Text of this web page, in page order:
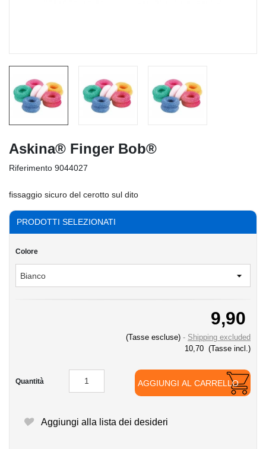
Askina® Finger Bob®
Riferimento 9044027
fissaggio sicuro del cerotto sul dito
PRODOTTI SELEZIONATI
Colore
9,90
(Tasse escluse)
Shipping excluded
10,70 (Tasse incl.)
Quantità AGGIUNGI AL CARRELLO
Aggiungi alla lista dei desideri